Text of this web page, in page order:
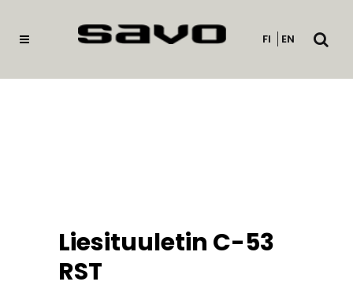
FI EN
Avaa
Liesituuletin C-53
RST